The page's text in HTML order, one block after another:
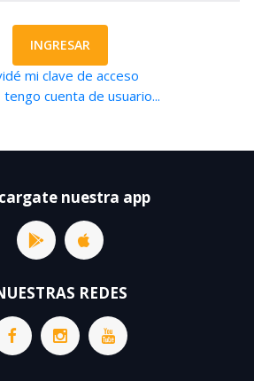
INGRESAR
mi clave de acceso
tengo cuenta de usuario...
nuestra app
REDES